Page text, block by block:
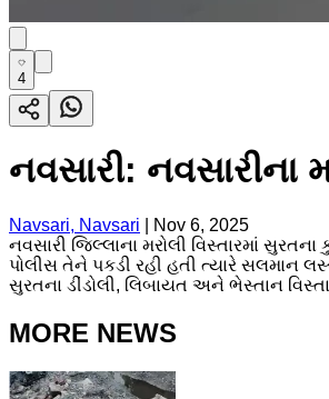
4
નવસારી: નવસારીના
Navsari, Navsari
Nov 6, 2025
નવસારી જિલ્લાના મરોલી વિસ્તારમાં
પોલીસ તેને પકડી રહી હતી ત્યારે સલમાન
સુરતના ડીંડોલી, લિબાયત અને ભેસ્તાન
MORE NEWS